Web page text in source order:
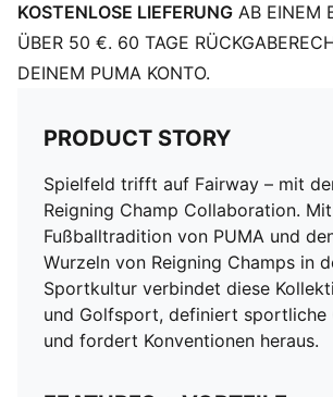
KOSTENLOSE LIEFERUNG AB EINEM
ÜBER 50 €. 60 TAGE
DEINEM PUMA KONTO.
PRODUCT STORY
Spielfeld trifft auf Fairway – mit
Reigning Champ Collaboration.
Fußballtradition von PUMA und
Wurzeln von Reigning Champs in
Sportkultur verbindet diese
und Golfsport, definiert sportliche
und fordert Konventionen heraus.